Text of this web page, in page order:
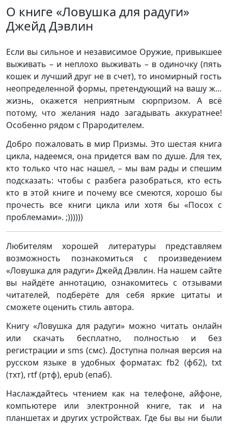
О книге «Ловушка для радуги»
Джейд Дэвлин
Если вы сильное и независимое Оружие, привыкшее
выживать – и неплохо выживать – в одиночку (пять
кошек и лучший друг не в счет), то иномирный гость
неопределенной формы, претендующий на вашу ж…
жизнь, окажется неприятным сюрпризом. А всё
потому, что желания надо загадывать аккуратнее!
Особенно рядом с Прародителем.
Добро пожаловать в мир Призмы. Это шестая книга
цикла, надеемся, она придется вам по душе. Для тех,
кто только что нас нашел, – мы вам рады и спешим
подсказать: чтобы с разбега разобраться, кто есть
кто в этой книге и почему все смеются, хорошо бы
прочесть все книги цикла или хотя бы «Посох с
проблемами». ;))))))
Любителям хорошей литературы представляем
возможность познакомиться с произведением
«Ловушка для радуги» Джейд Дэвлин. На нашем сайте
вы найдёте аннотацию, ознакомитесь с отзывами
читателей, подберёте для себя яркие цитаты и
сможете оценить стиль автора.
Книгу «Ловушка для радуги» можно читать онлайн
или скачать бесплатно, полностью и без
регистрации и sms (смс). Доступна полная версия на
русском языке в удобных форматах: fb2 (фб2), txt
(тхт), rtf (ртф), epub (епаб).
Наслаждайтесь чтением как на телефоне, айфоне,
компьютере или электронной книге, так и на
планшетах и других устройствах. Где бы вы ни были